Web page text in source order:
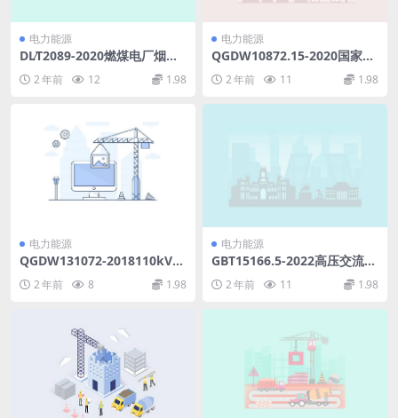
电力能源
DL∕T2089-2020燃煤电厂烟气
脱硝催化剂使用导则(2.23MB)
pdf2 年前 12 1.98
电力能源
QGDW10872.15-2020国家电
网通信管理系统规划设计第15
部分：设备网管北向接口—数
2 年前 11 1.98
电力能源
QGDW131072-2018110kV变
标准第2部分：棒形支柱瓷绝
2 年前 8 1.98
电力能源
GBT15166.5-2022高压交流熔
路的高压熔断器的熔断件选用
2 年前 11 1.98